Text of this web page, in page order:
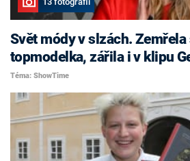
Svět módy v slzách. Zemřela
topmodelka, zářila i v klipu
Téma: ShowTime